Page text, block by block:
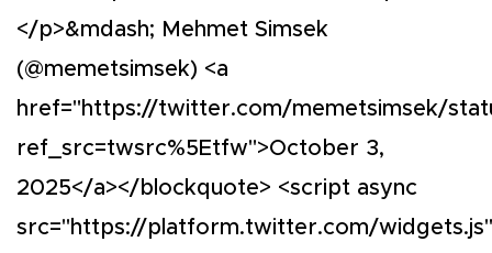
</p>&mdash; Mehmet Simsek
(@memetsimsek) <a
href="https://twitter.com/memetsimsek/
ref_src=twsrc%5Etfw">October 3,
2025</a></blockquote> <script async
src="https://platform.twitter.com/widgets.js"